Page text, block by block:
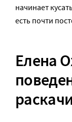
начинает
есть почти
Елена